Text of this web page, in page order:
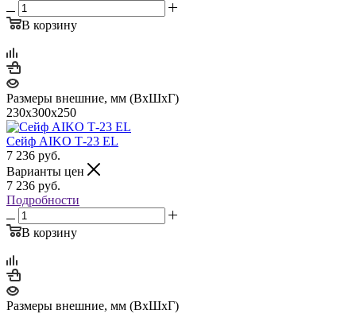
В корзину
Размеры внешние, мм (ВхШхГ)
230x300x250
Сейф AIKO Т-23 EL
7 236 руб.
Варианты цен
7 236 руб.
Подробности
В корзину
Размеры внешние, мм (ВхШхГ)